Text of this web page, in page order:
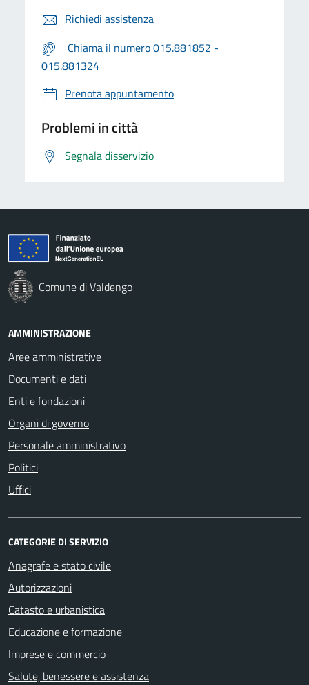
Richiedi assistenza
Chiama il numero 015.881852 -
015.881324
Prenota appuntamento
Problemi in città
Segnala disservizio
Comune di Valdengo
AMMINISTRAZIONE
Aree amministrative
Documenti e dati
Enti e fondazioni
Organi di governo
Personale amministrativo
Politici
Uffici
CATEGORIE DI SERVIZIO
Anagrafe e stato civile
Autorizzazioni
Catasto e urbanistica
Educazione e formazione
Imprese e commercio
Salute, benessere e assistenza